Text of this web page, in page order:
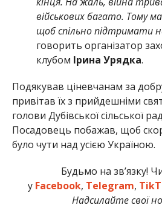
військових багато. Тому
щоб спільно підтримати
говорить організатор
клубом Ірина Урядка.
Подякував ціневчанам за
привітав їх з прийдешніми
голови Дубівської сільської
Посадовець побажав, щоб
було чути над усією Україною.
Будьмо на зв’язку!
у Facebook, Telegram,
Надсилайте свої